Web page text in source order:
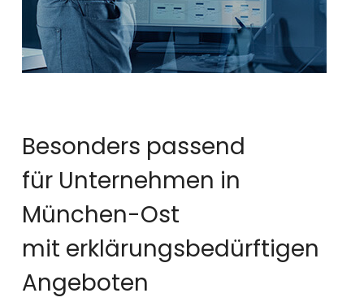
Besonders passend
für Unternehmen in
München-Ost
mit erklärungsbedürftigen
Angeboten